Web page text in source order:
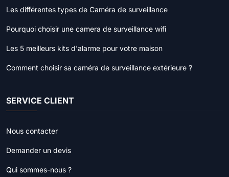
Les différentes types de Caméra de surveillance
Pourquoi choisir une camera de surveillance wifi
Les 5 meilleurs kits d'alarme pour votre maison
Comment choisir sa caméra de surveillance extérieure ?
SERVICE CLIENT
Nous contacter
Demander un devis
Qui sommes-nous ?